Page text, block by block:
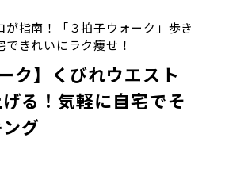
が指南！「３拍子ウォーク」歩き
きれいにラク痩せ！
ク】くびれウエスト
る！気軽に自宅でそ
グ